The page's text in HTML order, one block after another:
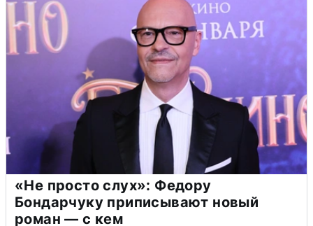
«Не просто слух»: Федору
Бондарчуку приписывают новый
роман — с кем